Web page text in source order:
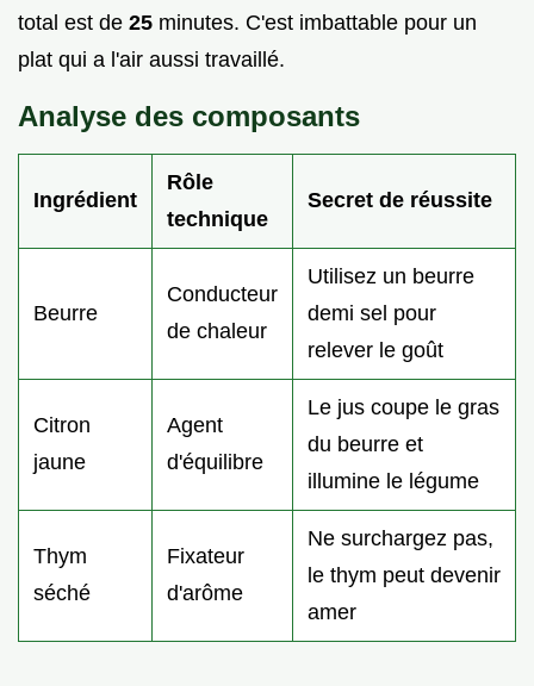
total est de 25 minutes. C'est imbattable pour un
plat qui a l'air aussi travaillé.
Analyse des composants
Ingrédient
Rôle
technique
Secret de réussite
Beurre
Conducteur
de chaleur
Utilisez un beurre
demi sel pour
relever le goût
Citron
jaune
Agent
d'équilibre
Le jus coupe le gras
du beurre et
illumine le légume
Thym
séché
Fixateur
d'arôme
Ne surchargez pas,
le thym peut devenir
amer